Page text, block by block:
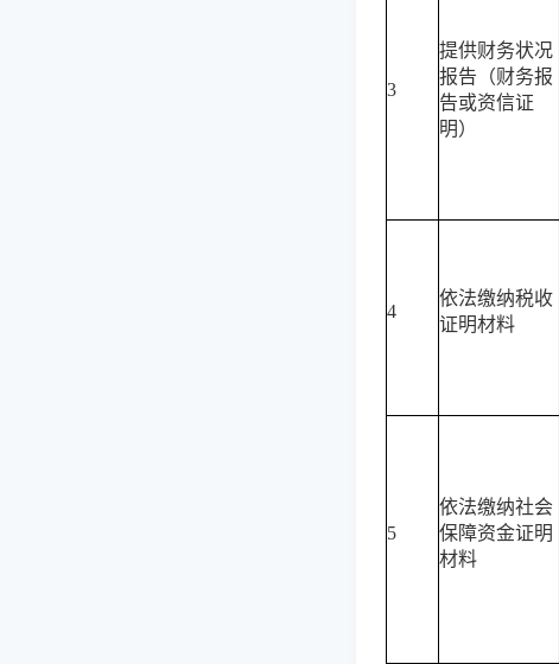
3
提供财务状况
报告（财务报
告或资信证
明）
4
依法缴纳税收
证明材料
5
依法缴纳社会
保障资金证明
材料